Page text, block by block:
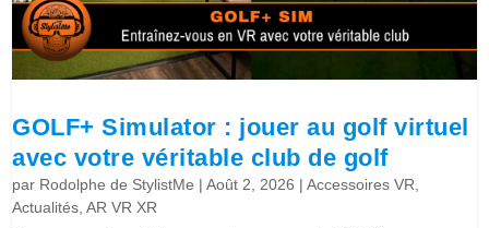
GOLF+ Simulator : jouer au golf virtuel
avec votre véritable club de golf
par Rodolphe de StylistMe |Août 2, 2026 |Accessoires VR,
Actualités,AR VR XR